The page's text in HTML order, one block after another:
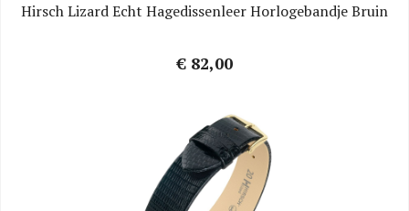
Hirsch Lizard Echt Hagedissenleer Horlogebandje Bruin
€ 82,00